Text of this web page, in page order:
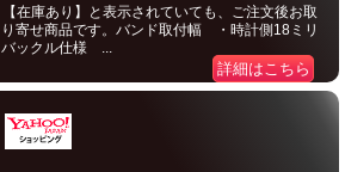
【在庫あり】と表示されていても、ご注文後お取
り寄せ商品です。バンド取付幅 ・時計側18ミリ
バックル仕様 ...
詳細はこちら